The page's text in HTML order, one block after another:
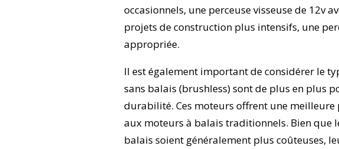
occasionnels, une perceuse visseuse de 12v
projets de construction plus intensifs, une
appropriée.
Il est également important de considérer le
sans balais (brushless) sont de plus en plus
durabilité. Ces moteurs offrent une
aux moteurs à balais traditionnels. Bien que
balais soient généralement plus coûteuses,